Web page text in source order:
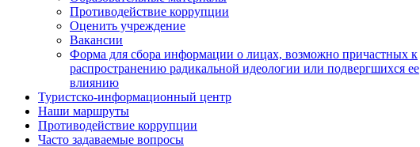
Противодействие коррупции
Оценить учреждение
Вакансии
Форма для сбора информации о лицах, возможно причастных к
распространению радикальной идеологии или подвергшихся ее
влиянию
Туристско-информационный центр
Наши маршруты
Противодействие коррупции
Часто задаваемые вопросы